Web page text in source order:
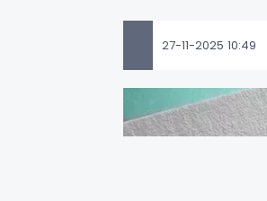
27-11-2025 10:49